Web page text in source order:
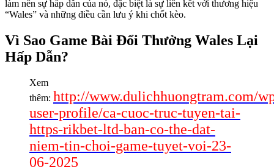
làm nên sự hấp dẫn của nó, đặc biệt là sự liên kết với thương hiệu
“Wales” và những điều cần lưu ý khi chốt kèo.
Vì Sao Game Bài Đổi Thưởng Wales Lại
Hấp Dẫn?
Xem
thêm: http://www.dulichhuongtram.com/
user-profile/ca-cuoc-truc-tuyen-tai-
https-rikbet-ltd-ban-co-the-dat-
niem-tin-choi-game-tuyet-voi-23-
06-2025